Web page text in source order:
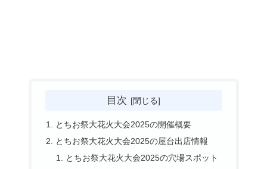
目次
とちお祭大花火大会2025の開催概要
とちお祭大花火大会2025の屋台出店情報
とちお祭大花火大会2025の穴場スポット